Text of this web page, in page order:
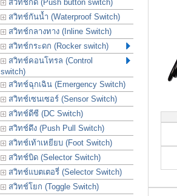
สวิทช์กด (Push button switch)
สวิทช์กันน้ำ (Waterproof Switch)
สวิทช์กลางทาง (Inline Switch)
สวิทช์กระดก (Rocker switch)
สวิทช์คอนโทรล (Control
switch)
สวิทช์ฉุกเฉิน (Emergency Switch)
สวิทช์เซนเซอร์ (Sensor Switch)
สวิทช์ดีซี (DC Switch)
สวิทช์ดึง (Push Pull Switch)
สวิทช์เท้าเหยียบ (Foot Switch)
สวิทช์บิด (Selector Switch)
สวิทช์แบตเตอรี่ (Selector Switch)
สวิทช์โยก (Toggle Switch)